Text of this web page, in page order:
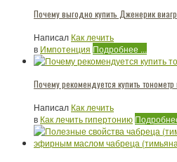
Почему выгодно купить Дженерик
Написал Как лечить
в Импотенция Подробнее ...
Почему рекомендуется купить тонометр
Написал Как лечить
в Как лечить гипертонию